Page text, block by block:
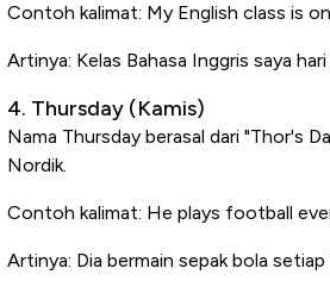
Contoh kalimat: My English class is
Artinya: Kelas Bahasa Inggris saya hari
4. Thursday (Kamis)
Nama Thursday berasal dari "Thor's
Nordik.
Contoh kalimat: He plays football
Artinya: Dia bermain sepak bola setiap